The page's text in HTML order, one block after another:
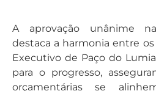
A aprovação unânime
destaca a harmonia entre
Executivo de Paço do
para o progresso,
orçamentárias se